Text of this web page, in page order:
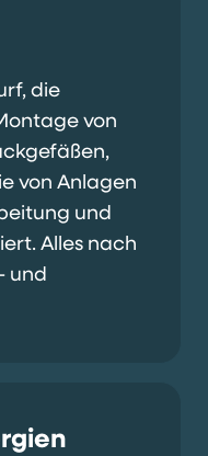
die
von
von Anlagen
und
Alles nach
und